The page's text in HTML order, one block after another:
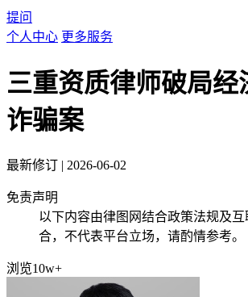
提问
个人中心 更多服务
三重资质律师破局经
诈骗案
最新修订 | 2026-06-02
免责声明
以下内容由律图网结合政策法规及
合，不代表平台立场，请酌情参考。
浏览10w+